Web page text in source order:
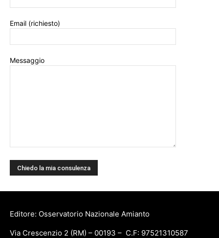
Email (richiesto)
Messaggio
Editore: Osservatorio Nazionale Amianto
Via Crescenzio 2 (RM) – 00193 – C.F: 97521310587